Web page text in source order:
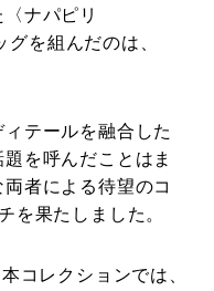
ナパピリ
グを組んだのは、
テールを融合した
を呼んだことはま
者による待望のコ
を果たしました。
コレクションでは、